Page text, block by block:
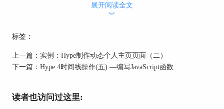
图2：X轴旋转-180度
第三步：选中“Badge”这个组，也就是选中所有的
元素，然后点击“录制”按钮，录制一个从00:00:24
展开阅读全文
︾
标签：
上一篇： 实例：Hype制作动态个人主页页面（二）
下一篇： Hype 4时间线操作(五) —编写JavaScript函数
读者也访问过这里: